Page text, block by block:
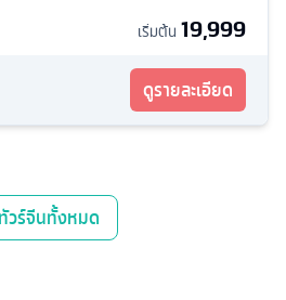
เริ่มต้น 19,999
ดูรายละเอียด
ทัวร์จีนทั้งหมด